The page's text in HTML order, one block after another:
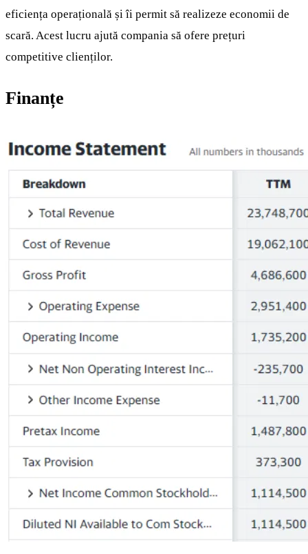
eficiența operațională și îi permit să realizeze economii de
scară. Acest lucru ajută compania să ofere prețuri
competitive clienților.
Finanțe